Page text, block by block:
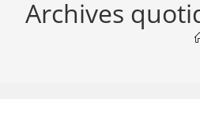
Archives